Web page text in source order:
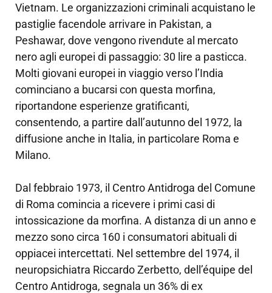
Vietnam. Le organizzazioni criminali acquistano le
pastiglie facendole arrivare in Pakistan, a
Peshawar, dove vengono rivendute al mercato
nero agli europei di passaggio: 30 lire a pasticca.
Molti giovani europei in viaggio verso l’India
cominciano a bucarsi con questa morfina,
riportandone esperienze gratificanti,
consentendo, a partire dall’autunno del 1972, la
diffusione anche in Italia, in particolare Roma e
Milano.
Dal febbraio 1973, il Centro Antidroga del Comune
di Roma comincia a ricevere i primi casi di
intossicazione da morfina. A distanza di un anno e
mezzo sono circa 160 i consumatori abituali di
oppiacei intercettati. Nel settembre del 1974, il
neuropsichiatra Riccardo Zerbetto, dell’équipe del
Centro Antidroga, segnala un 36% di ex